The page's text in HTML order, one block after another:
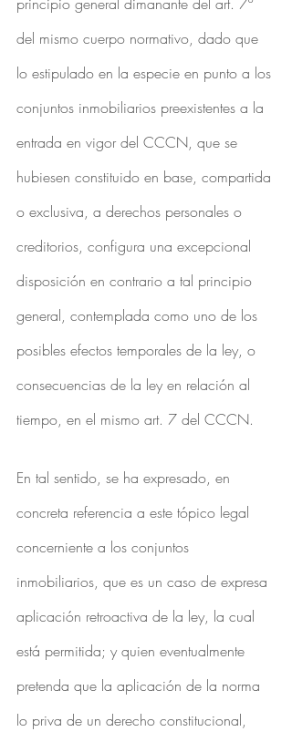
del mismo cuerpo normativo, dado que
lo estipulado en la especie en punto a los
conjuntos inmobiliarios preexistentes a la
entrada en vigor del CCCN, que se
hubiesen constituido en base, compartida
o exclusiva, a derechos personales o
creditorios, configura una excepcional
disposición en contrario a tal principio
general, contemplada como uno de los
posibles efectos temporales de la ley, o
consecuencias de la ley en relación al
tiempo, en el mismo art. 7 del CCCN.
En tal sentido, se ha expresado, en
concreta referencia a este tópico legal
concerniente a los conjuntos
inmobiliarios, que es un caso de expresa
aplicación retroactiva de la ley, la cual
está permitida; y quien eventualmente
pretenda que la aplicación de la norma
lo priva de un derecho constitucional,